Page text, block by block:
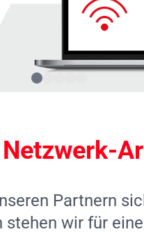
Partnern
wir für